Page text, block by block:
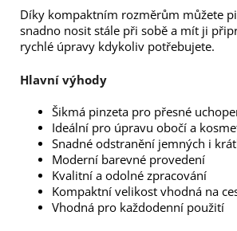
Díky kompaktním rozměrům můžete
snadno nosit stále při sobě a mít ji
rychlé úpravy kdykoliv potřebujete.
Hlavní výhody
Šikmá pinzeta pro přesné
Ideální pro úpravu obočí a
Snadné odstranění jemných i
Moderní barevné provedení
Kvalitní a odolné zpracování
Kompaktní velikost vhodná na
Vhodná pro každodenní použití